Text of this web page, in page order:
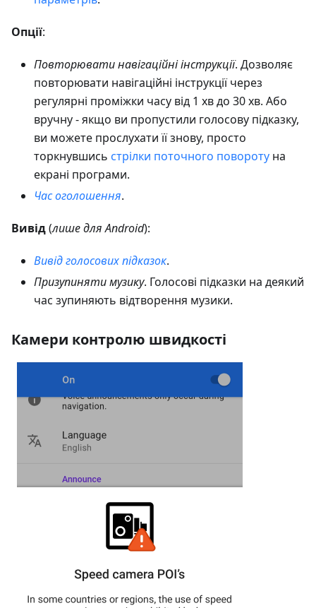
Опції:
Повторювати навігаційні інструкції. Дозволяє
повторювати навігаційні інструкції через
регулярні проміжки часу від 1 хв до 30 хв. Або
вручну - якщо ви пропустили голосову підказку,
ви можете прослухати її знову, просто
торкнувшись стрілки поточного повороту на
екрані програми.
Час оголошення.
Вивід(лише для Android):
Вивід голосових підказок.
Призупиняти музику. Голосові підказки на деякий
час зупиняють відтворення музики.
Камери контролю швидкості